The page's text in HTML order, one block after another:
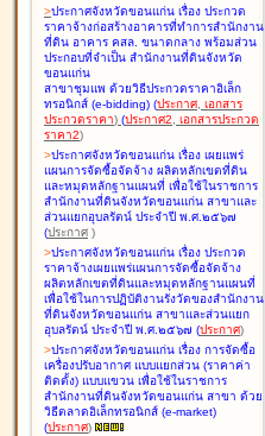
>ประกาศจังหวัดขอนแก่น เรื่อง ประกวด
ราคาจ้างก่อสร้างอาคารที่ทำการสำนักงาน
ที่ดิน อาคาร คสล. ขนาดกลาง พร้อมส่วน
ประกอบที่จำเป็น สำนักงานที่ดินจังหวัด
ขอนแก่น
สาขาชุมแพ ด้วยวิธีประกวดราคาอิเล็ก
ทรอนิกส์ (e-bidding) (ประกาศ, เอกสาร
ประกวดราคา) (ประกาศ2, เอกสารประกวด
ราคา2)
>ประกาศจังหวัดขอนแก่น เรื่อง เผยแพร่
แผนการจัดซื้อจัดจ้าง ผลิตหลักเขตที่ดิน
และหมุดหลักฐานแผนที่ เพื่อใช้ในราชการ
สำนักงานที่ดินจังหวัดขอนแก่น สาขาและ
ส่วนแยกอุบลรัตน์ ประจำปี พ.ศ.๒๕๖๗
(ประกาศ )
>ประกาศจังหวัดขอนแก่น เรื่อง ประกวด
ราคาจ้างเผยแพร่แผนการจัดซื้อจัดจ้าง
ผลิตหลักเขตที่ดินและหมุดหลักฐานแผนที่
เพื่อใช้ในการปฏิบัติงานรังวัดของสำนักงาน
ที่ดินจังหวัดขอนแก่น สาขาและส่วนแยก
อุบลรัตน์ ประจำปี พ.ศ.๒๕๖๗ (ประกาศ)
>ประกาศจังหวัดขอนแก่น เรื่อง การจัดซื้อ
เครื่องปรับอากาศ แบบแยกส่วน (ราคาค่า
ติดตั้ง) แบบแขวน เพื่อใช้ในราชการ
สำนักงานที่ดินจังหวัดขอนแก่น สาขา ด้วย
วิธีตลาดอิเล็กทรอนิกส์ (e-market)
(ประกาศ)